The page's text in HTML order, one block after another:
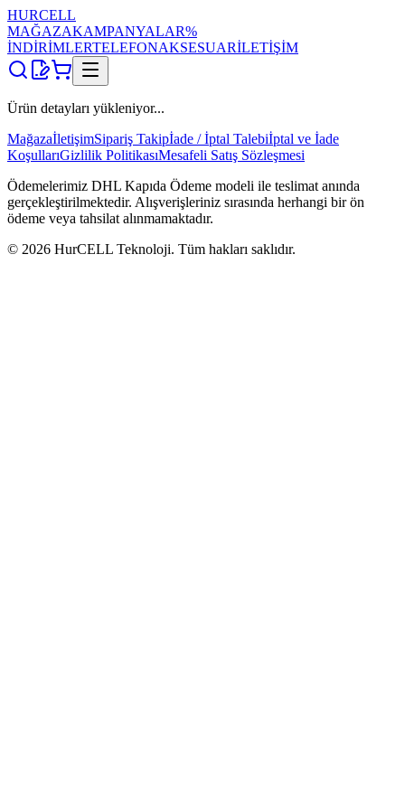
HURCELL
MAĞAZAKAMPANYALAR%
İNDİRİMLERTELEFONAKSESUARİLETİŞİM
Ürün detayları yükleniyor...
MağazaİletişimSipariş Takipİade / İptal Talebiİptal ve İade
KoşullarıGizlilik PolitikasıMesafeli Satış Sözleşmesi
Ödemelerimiz DHL Kapıda Ödeme modeli ile teslimat anında
gerçekleştirilmektedir. Alışverişleriniz sırasında herhangi bir ön
ödeme veya tahsilat alınmamaktadır.
© 2026 HurCELL Teknoloji. Tüm hakları saklıdır.